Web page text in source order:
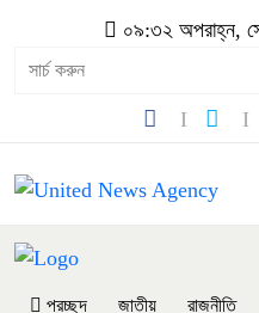
০৯:৩২ অপরাহ্ন,
প্রচ্ছদ জাতীয় রাজনীতি